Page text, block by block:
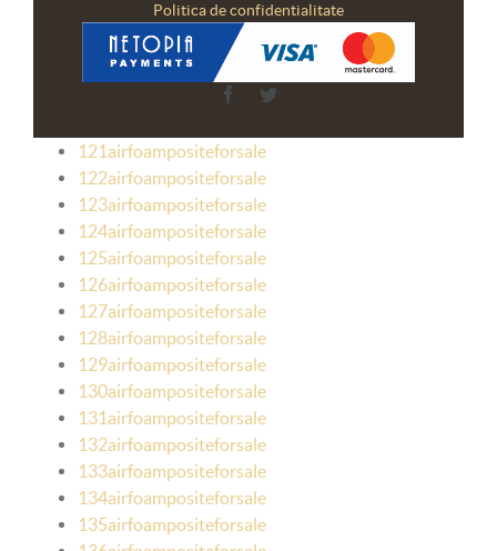
Politica de confidentialitate
Facebook
121airfoampositeforsale
122airfoampositeforsale
123airfoampositeforsale
124airfoampositeforsale
125airfoampositeforsale
126airfoampositeforsale
127airfoampositeforsale
128airfoampositeforsale
129airfoampositeforsale
130airfoampositeforsale
131airfoampositeforsale
132airfoampositeforsale
133airfoampositeforsale
134airfoampositeforsale
135airfoampositeforsale